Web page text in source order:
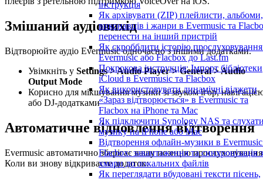
інструкція
Як архівувати (ZIP) плейлисти, альбоми,
виконавців і жанри в Evermusic та
перенести на інший пристрій
Як скробблити історію
Evermusic або Flacbox до Last.fm
Покрокова інструкція: Імпорт бібліотеки
iCloud в Evermusic та Flacbox
Як використовувати динамічні віджети
«Зараз відтворюється» в Evermusic та
Flacbox на iPhone та Mac
Як підключити Synology NAS та
музику на iPhone або Mac
Відтворення офлайн-музики в Evermusic
Flacbox: завантаження та синхронізація з
хмари до локальних файлів
Як переглядати вбудовані тексти пісень,
Змішаний аудіовихід
Відтворюйте аудіо Evermusic одночасно з іншими додатками.
Увімкніть у Settings > Audio Player > General > Audio
Output Mode
Корисно для мікшування музики зі звуком ігор,
або DJ-додатками
Автоматичне відновлення відтворення
Evermusic автоматично зберігає вашу позицію
Коли ви знову відкриваєте додаток: